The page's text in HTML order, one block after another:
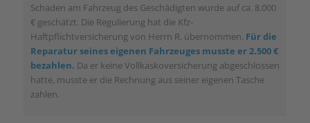
Schaden am Fahrzeug des Geschädigten wurde auf ca. 8.000
€ geschätzt. Die Regulierung hat die Kfz-
Haftpflichtversicherung von Herrn R. übernommen. Für die
Reparatur seines eigenen Fahrzeuges musste er 2.500 €
bezahlen. Da er keine Vollkaskoversicherung abgeschlossen
hatte, musste er die Rechnung aus seiner eigenen Tasche
zahlen.